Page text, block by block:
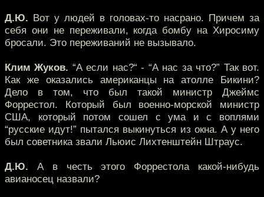
Д.Ю. Вот у людей в головах-то насрано. Причем за
себя они не переживали, когда бомбу на Хиросиму
бросали. Это переживаний не вызывало.
Клим Жуков. “А если нас?“ - “А нас за что?” Так вот.
Как же оказались американцы на атолле Бикини?
Дело в том, что был такой министр Джеймс
Форрестол. Который был военно-морской министр
США, который потом сошел с ума и с воплями
“русские идут!” пытался выкинуться из окна. А у него
был советника звали Льюис Лихтенштейн Штраус.
Д.Ю. А в честь этого Форрестола какой-нибудь
авианосец назвали?